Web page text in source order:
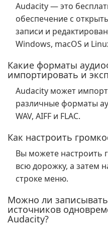
Audacity — это
обеспечение с
записи и
Windows, macOS и
Какие форматы
импортировать и
Audacity может
различные форматы
WAV, AIFF и FLAC.
Как настроить
Вы можете настроить
всю дорожку, а затем
строке меню.
Можно ли
источников
Audacity?